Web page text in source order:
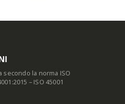
secondo la norma ISO
– ISO 45001